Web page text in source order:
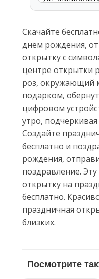
Скачайте
днём рождения,
открытку с
центре открытки
роз, окружающий
подарком,
цифровом
утро,
Создайте
бесплатно и
рождения,
поздравление.
открытку на
бесплатно.
праздничная
близких.
Посмотрите